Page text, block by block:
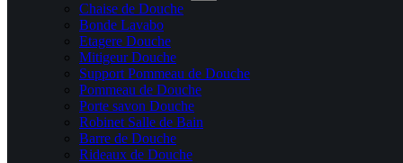
Chaise de Douche
Bonde Lavabo
Etagere Douche
Mitigeur Douche
Support Pommeau de Douche
Pommeau de Douche
Porte savon Douche
Robinet Salle de Bain
Barre de Douche
Rideaux de Douche